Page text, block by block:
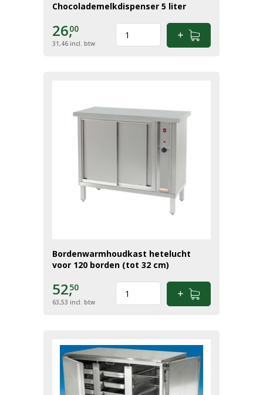
Chocolademelkdispenser 5 liter
26,00
31,46 incl. btw
Bordenwarmhoudkast hetelucht
voor 120 borden (tot 32 cm)
52,50
63,53 incl. btw